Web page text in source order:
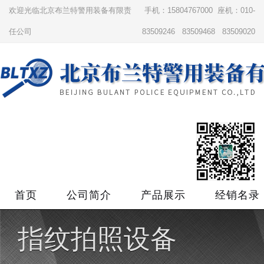
欢迎光临北京布兰特警用装备有限责
任公司
手机：15804767000 座机：010-
83509246 83509468 83509020
首页 公司简介 产品展示 经销名录
指纹拍照设备